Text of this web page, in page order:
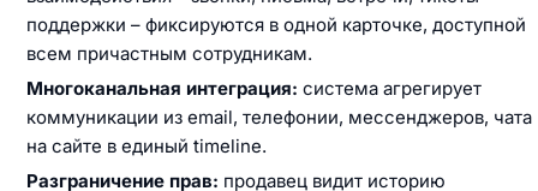
поддержки – фиксируются в одной карточке, доступной
всем причастным сотрудникам.
Многоканальная интеграция: система агрегирует
коммуникации из email, телефонии, мессенджеров, чата
на сайте в единый timeline.
Разграничение прав: продавец видит историю